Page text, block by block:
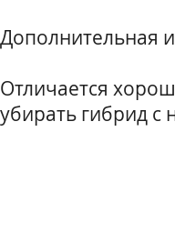
Дополнительная
Отличается
убирать гибрид с